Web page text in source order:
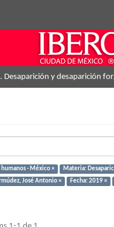
Desaparición y desaparición
- México × Materia:
José Antonio ×
Fecha: 2019 ×